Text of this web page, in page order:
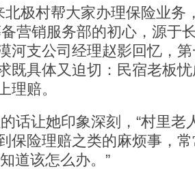
北极村帮大家办理保险业务
营销服务部的初心，源于
河支公司经理赵影回忆，
既具体又迫切：民宿老板
理赔。
话让她印象深刻，“村里老
保险理赔之类的麻烦事，常
道该怎么办。”